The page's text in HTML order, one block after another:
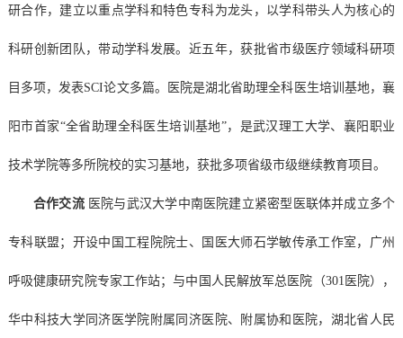
研合作，建立以重点学科和特色专科为龙头，以学科带头人为核心的
科研创新团队，带动学科发展。近五年，获批省市级医疗领域科研项
目多项，发表SCI论文多篇。医院是湖北省助理全科医生培训基地，襄
阳市首家“全省助理全科医生培训基地”，是武汉理工大学、襄阳职业
技术学院等多所院校的实习基地，获批多项省级市级继续教育项目。
合作交流 医院与武汉大学中南医院建立紧密型医联体并成立多个
专科联盟；开设中国工程院院士、国医大师石学敏传承工作室，广州
呼吸健康研究院专家工作站；与中国人民解放军总医院（301医院），
华中科技大学同济医学院附属同济医院、附属协和医院，湖北省人民